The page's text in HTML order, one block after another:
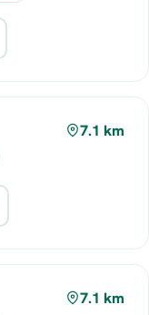
7.1 km
7.1 km